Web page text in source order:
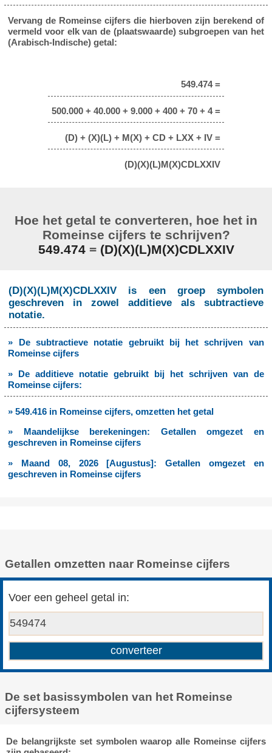
Vervang de Romeinse cijfers die hierboven zijn berekend of
vermeld voor elk van de (plaatswaarde) subgroepen van het
(Arabisch-Indische) getal:
549.474 =
500.000 + 40.000 + 9.000 + 400 + 70 + 4 =
(D) + (X)(L) + M(X) + CD + LXX + IV =
(D)(X)(L)M(X)CDLXXIV
Hoe het getal te converteren, hoe het in
Romeinse cijfers te schrijven?
549.474 = (D)(X)(L)M(X)CDLXXIV
(D)(X)(L)M(X)CDLXXIV is een groep symbolen
geschreven in zowel additieve als subtractieve
notatie.
» De subtractieve notatie gebruikt bij het schrijven van
Romeinse cijfers
» De additieve notatie gebruikt bij het schrijven van de
Romeinse cijfers:
» 549.416 in Romeinse cijfers, omzetten het getal
» Maandelijkse berekeningen: Getallen omgezet en
geschreven in Romeinse cijfers
» Maand 08, 2026 [Augustus]: Getallen omgezet en
geschreven in Romeinse cijfers
Getallen omzetten naar Romeinse cijfers
Voer een geheel getal in:
De set basissymbolen van het Romeinse
cijfersysteem
De belangrijkste set symbolen waarop alle Romeinse cijfers